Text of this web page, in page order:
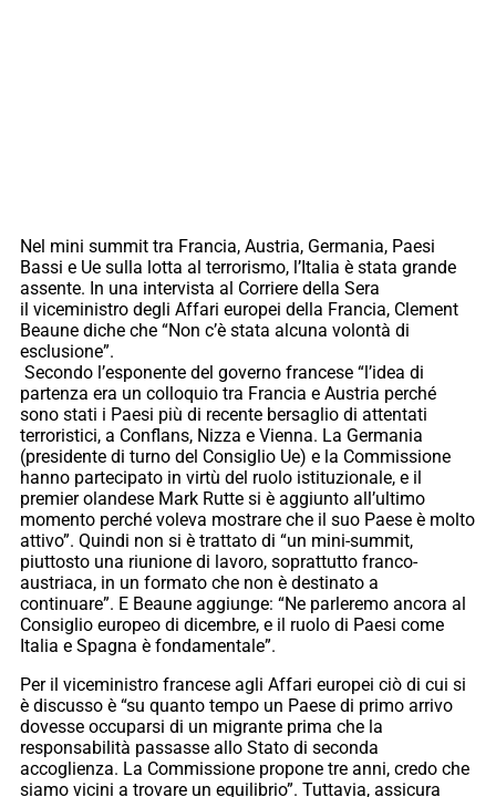
Nel mini summit tra Francia, Austria, Germania, Paesi
Bassi e Ue sulla lotta al terrorismo, l’Italia è stata grande
assente. In una intervista al Corriere della Sera
il viceministro degli Affari europei della Francia, Clement
Beaune diche che “Non c’è stata alcuna volontà di
esclusione”.
Secondo l’esponente del governo francese “l’idea di
partenza era un colloquio tra Francia e Austria perché
sono stati i Paesi più di recente bersaglio di attentati
terroristici, a Conflans, Nizza e Vienna. La Germania
(presidente di turno del Consiglio Ue) e la Commissione
hanno partecipato in virtù del ruolo istituzionale, e il
premier olandese Mark Rutte si è aggiunto all’ultimo
momento perché voleva mostrare che il suo Paese è molto
attivo”. Quindi non si è trattato di “un mini-summit,
piuttosto una riunione di lavoro, soprattutto franco-
austriaca, in un formato che non è destinato a
continuare”. E Beaune aggiunge: “Ne parleremo ancora al
Consiglio europeo di dicembre, e il ruolo di Paesi come
Italia e Spagna è fondamentale”.
Per il viceministro francese agli Affari europei ciò di cui si
è discusso è “su quanto tempo un Paese di primo arrivo
dovesse occuparsi di un migrante prima che la
responsabilità passasse allo Stato di seconda
accoglienza. La Commissione propone tre anni, credo che
siamo vicini a trovare un equilibrio”. Tuttavia, assicura